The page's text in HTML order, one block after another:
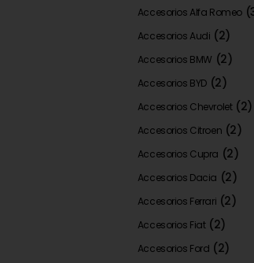
Accesorios Alfa Romeo
Accesorios Audi (2)
Accesorios BMW (2)
Accesorios BYD (2)
Accesorios Chevrolet (2)
Accesorios Citroen (2)
Accesorios Cupra (2)
Accesorios Dacia (2)
Accesorios Ferrari (2)
Accesorios Fiat (2)
Accesorios Ford (2)